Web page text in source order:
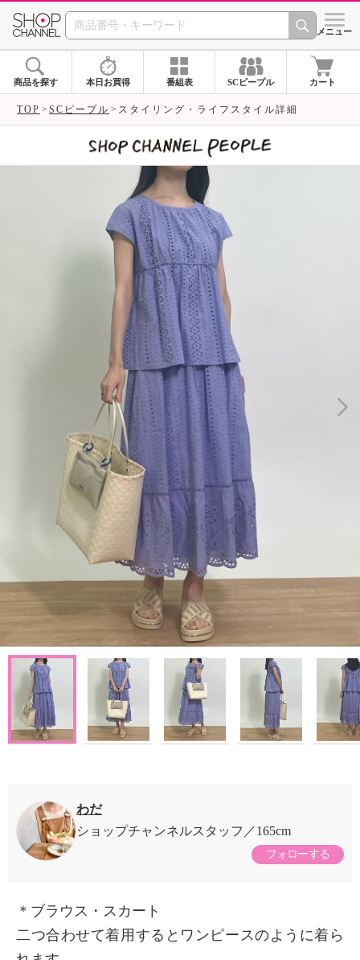
SHOP CHANNEL シメニュー
商品を探す 本日お買得 番組表 SCピープル カート
TOP SCピープル スタイリング・ライフスタイル詳細
わだ
ショップチャンネルスタッフ
165cm
フォローする
＊ブラウス・スカート
二つ合わせて着用するとワンピースのように着ら